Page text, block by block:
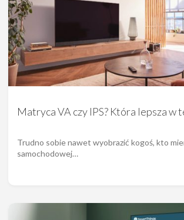
Matryca VA czy IPS? Która lepsza w
Trudno sobie nawet wyobrazić kogoś, kto
samochodowej…